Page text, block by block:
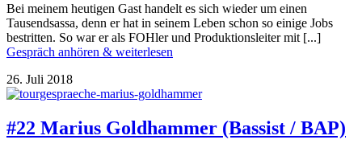
Bei meinem heutigen Gast handelt es sich wieder um einen
Tausendsassa, denn er hat in seinem Leben schon so einige Jobs
bestritten. So war er als FOHler und Produktionsleiter mit [...]
Gespräch anhören & weiterlesen
26. Juli 2018
#22 Marius Goldhammer (Bassist / BAP)